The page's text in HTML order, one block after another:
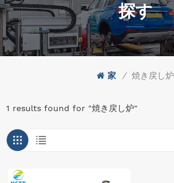
探す
家 / 焼き戻し炉
1 results found for "焼き戻し炉"